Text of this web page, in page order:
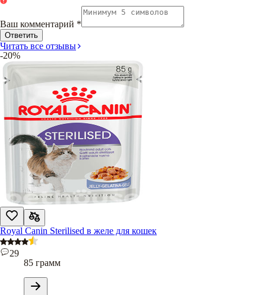
Ваш комментарий *
Ответить
Читать все отзывы
-20%
Royal Canin Sterilised в желе для кошек
29
85 грамм